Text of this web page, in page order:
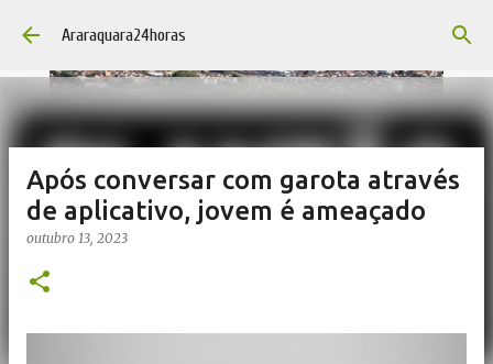
Pular para o conteúdo principal
Araraquara24horas
Após conversar com garota através
de aplicativo, jovem é ameaçado
outubro 13, 2023